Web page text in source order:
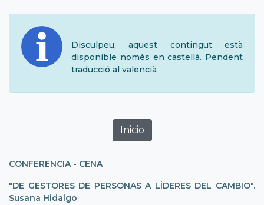
Disculpeu, aquest contingut està
disponible només en castellà. Pendent
traducció al valencià
Inicio
CONFERENCIA - CENA
"DE GESTORES DE PERSONAS A LÍDERES DEL CAMBIO".
Susana Hidalgo